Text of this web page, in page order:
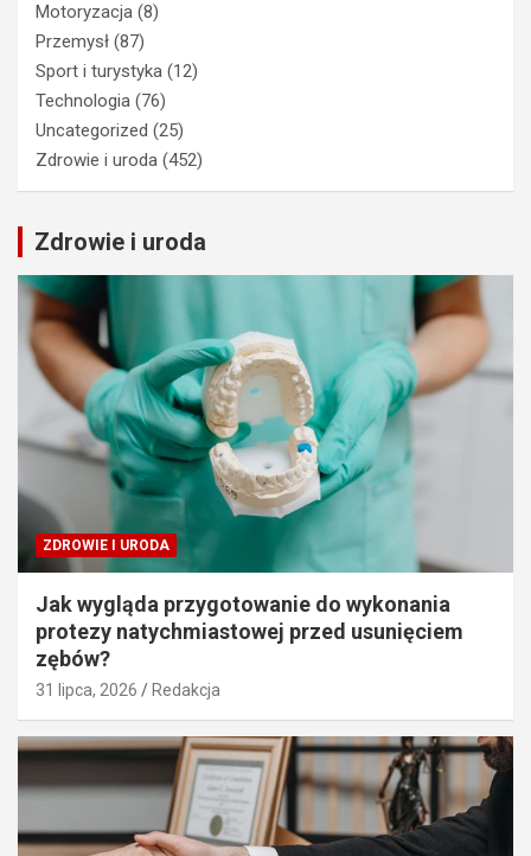
Motoryzacja (8)
Przemysł (87)
Sport i turystyka (12)
Technologia (76)
Uncategorized (25)
Zdrowie i uroda (452)
Zdrowie i uroda
ZDROWIE I URODA
Jak wygląda przygotowanie do wykonania
protezy natychmiastowej przed usunięciem
zębów?
31 lipca, 2026 Redakcja